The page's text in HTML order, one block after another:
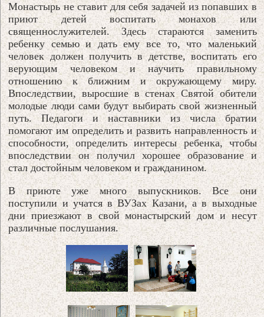
Монастырь не ставит для себя задачей из попавших в
приют детей воспитать монахов или
священнослужителей. Здесь стараются заменить
ребенку семью и дать ему все то, что маленький
человек должен получить в детстве, воспитать его
верующим человеком и научить правильному
отношению к ближним и окружающему миру.
Впоследствии, выросшие в стенах Святой обители
молодые люди сами будут выбирать свой жизненный
путь. Педагоги и наставники из числа братии
помогают им определить и развить направленность и
способности, определить интересы ребенка, чтобы
впоследствии он получил хорошее образование и
стал достойным человеком и гражданином.
В приюте уже много выпускников. Все они
поступили и учатся в ВУЗах Казани, а в выходные
дни приезжают в свой монастырский дом и несут
различные послушания.